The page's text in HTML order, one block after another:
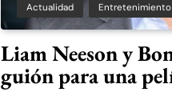
Actualidad Entretenimiento
Liam Neeson y
guión para una